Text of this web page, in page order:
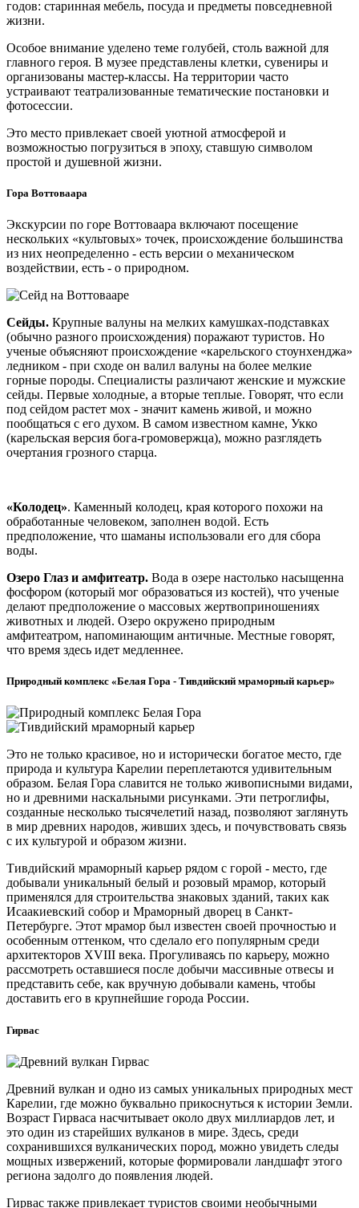
годов: старинная мебель, посуда и предметы повседневной
жизни.
Особое внимание уделено теме голубей, столь важной для
главного героя. В музее представлены клетки, сувениры и
организованы мастер-классы. На территории часто
устраивают театрализованные тематические постановки и
фотосессии.
Это место привлекает своей уютной атмосферой и
возможностью погрузиться в эпоху, ставшую символом
простой и душевной жизни.
Гора Воттоваара
Экскурсии по горе Воттоваара включают посещение
нескольких «культовых» точек, происхождение большинства
из них неопределенно - есть версии о механическом
воздействии, есть - о природном.
Сейды. Крупные валуны на мелких камушках-подставках
(обычно разного происхождения) поражают туристов. Но
ученые объясняют происхождение «карельского стоунхенджа»
ледником - при сходе он валил валуны на более мелкие
горные породы. Специалисты различают женские и мужские
сейды. Первые холодные, а вторые теплые. Говорят, что если
под сейдом растет мох - значит камень живой, и можно
пообщаться с его духом. В самом известном камне, Укко
(карельская версия бога-громовержца), можно разглядеть
очертания грозного старца.
«Колодец». Каменный колодец, края которого похожи на
обработанные человеком, заполнен водой. Есть
предположение, что шаманы использовали его для сбора
воды.
Озеро Глаз и амфитеатр. Вода в озере настолько насыщенна
фосфором (который мог образоваться из костей), что ученые
делают предположение о массовых жертвоприношениях
животных и людей. Озеро окружено природным
амфитеатром, напоминающим античные. Местные говорят,
что время здесь идет медленнее.
Природный комплекс «Белая Гора - Тивдийский мраморный карьер»
Это не только красивое, но и исторически богатое место, где
природа и культура Карелии переплетаются удивительным
образом. Белая Гора славится не только живописными видами,
но и древними наскальными рисунками. Эти петроглифы,
созданные несколько тысячелетий назад, позволяют заглянуть
в мир древних народов, живших здесь, и почувствовать связь
с их культурой и образом жизни.
Тивдийский мраморный карьер рядом с горой - место, где
добывали уникальный белый и розовый мрамор, который
применялся для строительства знаковых зданий, таких как
Исаакиевский собор и Мраморный дворец в Санкт-
Петербурге. Этот мрамор был известен своей прочностью и
особенным оттенком, что сделало его популярным среди
архитекторов XVIII века. Прогуливаясь по карьеру, можно
рассмотреть оставшиеся после добычи массивные отвесы и
представить себе, как вручную добывали камень, чтобы
доставить его в крупнейшие города России.
Гирвас
Древний вулкан и одно из самых уникальных природных мест
Карелии, где можно буквально прикоснуться к истории Земли.
Возраст Гирваса насчитывает около двух миллиардов лет, и
это один из старейших вулканов в мире. Здесь, среди
сохранившихся вулканических пород, можно увидеть следы
мощных извержений, которые формировали ландшафт этого
региона задолго до появления людей.
Гирвас также привлекает туристов своими необычными